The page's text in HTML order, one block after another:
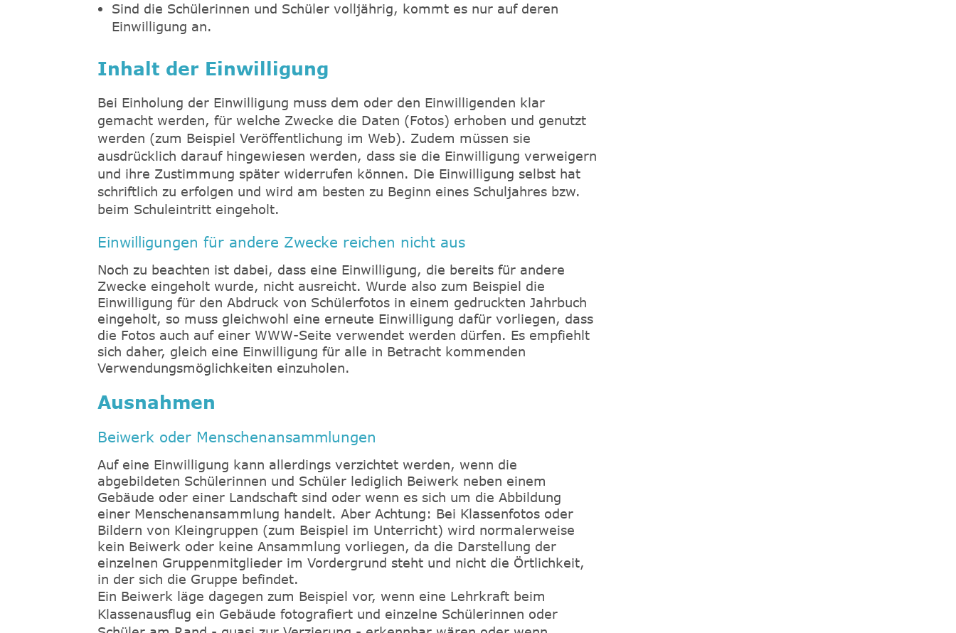
Sind die Schülerinnen und Schüler volljährig, kommt es nur auf deren
Einwilligung an.
Inhalt der Einwilligung
Bei Einholung der Einwilligung muss dem oder den Einwilligenden klar
gemacht werden, für welche Zwecke die Daten (Fotos) erhoben und genutzt
werden (zum Beispiel Veröffentlichung im Web). Zudem müssen sie
ausdrücklich darauf hingewiesen werden, dass sie die Einwilligung verweigern
und ihre Zustimmung später widerrufen können. Die Einwilligung selbst hat
schriftlich zu erfolgen und wird am besten zu Beginn eines Schuljahres bzw.
beim Schuleintritt eingeholt.
Einwilligungen für andere Zwecke reichen nicht aus
Noch zu beachten ist dabei, dass eine Einwilligung, die bereits für andere
Zwecke eingeholt wurde, nicht ausreicht. Wurde also zum Beispiel die
Einwilligung für den Abdruck von Schülerfotos in einem gedruckten Jahrbuch
eingeholt, so muss gleichwohl eine erneute Einwilligung dafür vorliegen, dass
die Fotos auch auf einer WWW-Seite verwendet werden dürfen. Es empfiehlt
sich daher, gleich eine Einwilligung für alle in Betracht kommenden
Verwendungsmöglichkeiten einzuholen.
Ausnahmen
Beiwerk oder Menschenansammlungen
Auf eine Einwilligung kann allerdings verzichtet werden, wenn die
abgebildeten Schülerinnen und Schüler lediglich Beiwerk neben einem
Gebäude oder einer Landschaft sind oder wenn es sich um die Abbildung
einer Menschenansammlung handelt. Aber Achtung: Bei Klassenfotos oder
Bildern von Kleingruppen (zum Beispiel im Unterricht) wird normalerweise
kein Beiwerk oder keine Ansammlung vorliegen, da die Darstellung der
einzelnen Gruppenmitglieder im Vordergrund steht und nicht die Örtlichkeit,
in der sich die Gruppe befindet.
Ein Beiwerk läge dagegen zum Beispiel vor, wenn eine Lehrkraft beim
Klassenausflug ein Gebäude fotografiert und einzelne Schülerinnen oder